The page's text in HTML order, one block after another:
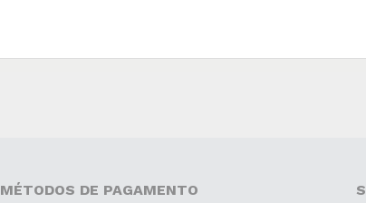
MÉTODOS DE PAGAMENTO